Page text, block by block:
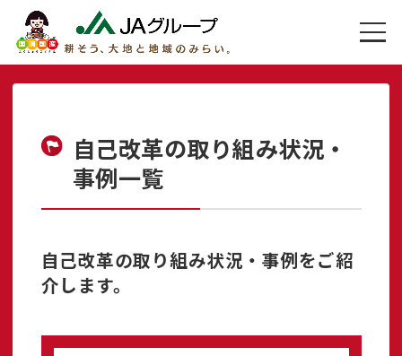
自己改革の取り組み状況・
事例一覧
自己改革の取り組み状況・事例をご紹
介します。